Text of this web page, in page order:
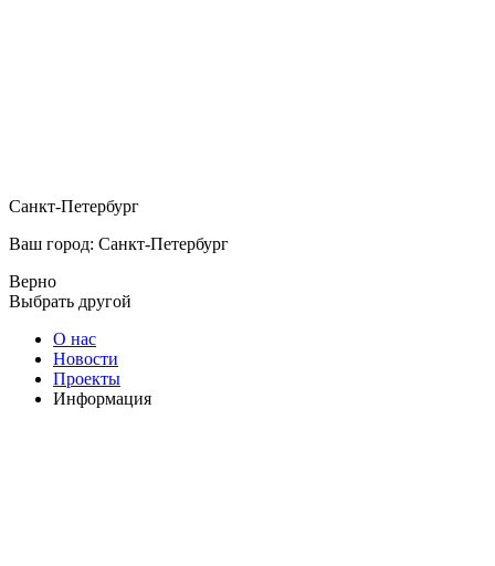
Санкт-Петербург
Ваш город: Санкт-Петербург
Верно
Выбрать другой
О нас
Новости
Проекты
Информация